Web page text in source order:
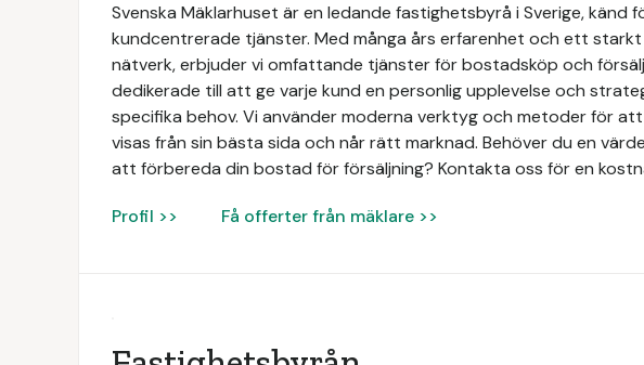
Svenska Mäklarhuset är en ledande fastighetsbyrå i Sverige, känd
kundcentrerade tjänster. Med många års erfarenhet och ett
nätverk, erbjuder vi omfattande tjänster för bostadsköp och
dedikerade till att ge varje kund en personlig upplevelse och
specifika behov. Vi använder moderna verktyg och metoder för
visas från sin bästa sida och når rätt marknad. Behöver du en
att förbereda din bostad för försäljning? Kontakta oss för en
Profil >> Få offerter från mäklare >>